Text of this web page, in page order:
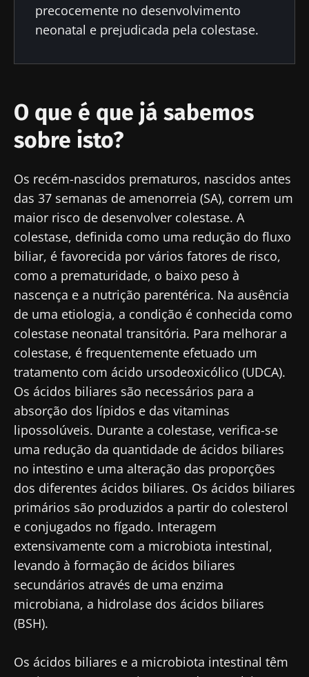
precocemente no desenvolvimento
neonatal e prejudicada pela colestase.
O que é que já sabemos
sobre isto?
Os recém-nascidos prematuros, nascidos antes
das 37 semanas de amenorreia (SA), correm um
maior risco de desenvolver colestase. A
colestase, definida como uma redução do fluxo
biliar, é favorecida por vários fatores de risco,
como a prematuridade, o baixo peso à
nascença e a nutrição parentérica. Na ausência
de uma etiologia, a condição é conhecida como
colestase neonatal transitória. Para melhorar a
colestase, é frequentemente efetuado um
tratamento com ácido ursodeoxicólico (UDCA).
Os ácidos biliares são necessários para a
absorção dos lípidos e das vitaminas
lipossolúveis. Durante a colestase, verifica-se
uma redução da quantidade de ácidos biliares
no intestino e uma alteração das proporções
dos diferentes ácidos biliares. Os ácidos biliares
primários são produzidos a partir do colesterol
e conjugados no fígado. Interagem
extensivamente com a microbiota intestinal,
levando à formação de ácidos biliares
secundários através de uma enzima
microbiana, a hidrolase dos ácidos biliares
(BSH).
Os ácidos biliares e a microbiota intestinal têm